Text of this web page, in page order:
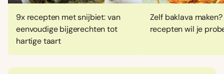
9x recepten met snijbiet: van
eenvoudige bijgerechten tot
hartige taart
Zelf baklava
recepten wil je